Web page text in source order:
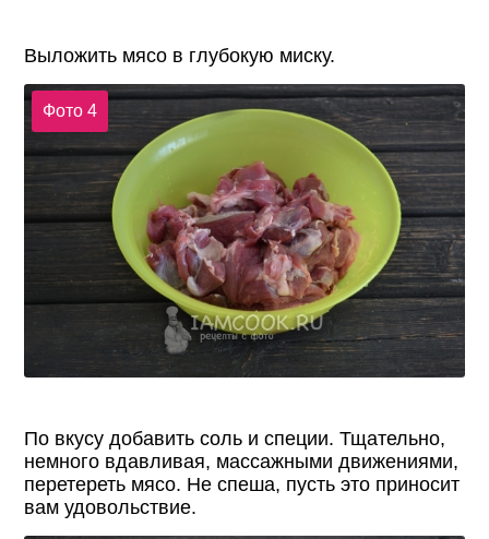
Выложить мясо в глубокую миску.
Фото 4
По вкусу добавить соль и специи. Тщательно,
немного вдавливая, массажными движениями,
перетереть мясо. Не спеша, пусть это приносит
вам удовольствие.